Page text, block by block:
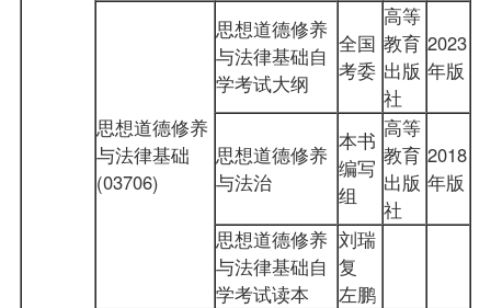
思想道德修养
与法律基础
(03706)
思想道德修养
与法律基础自
学考试大纲
全国
考委
高等
教育
出版
社
2023
年版
思想道德修养
与法治
本书
编写
组
高等
教育
出版
社
2018
年版
思想道德修养
与法律基础自
学考试读本
刘瑞
复
左鹏